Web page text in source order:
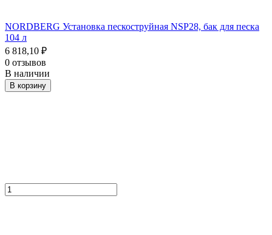
NORDBERG Установка пескоструйная NSP28, бак для песка
104 л
6 818,10 ₽
0 отзывов
В наличии
В корзину